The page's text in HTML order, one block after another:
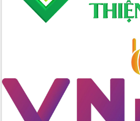
Đắk Lắk nâng cao hiệu quả công tác
Đảng từ Sổ tay đảng viên điện tử
cấp xã
Đắk Lắk phát động hưởng ứng Ngày
Quyền của người tiêu dùng Việt Nam
2026